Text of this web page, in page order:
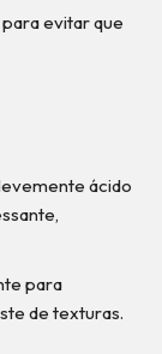
evitar que
ácido
para
de texturas.